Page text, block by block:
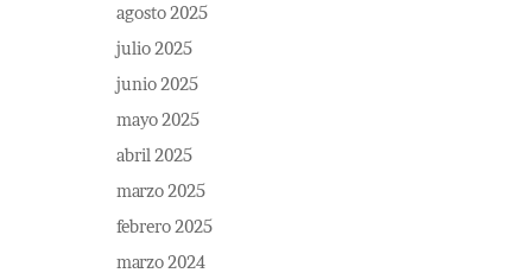
agosto 2025
julio 2025
junio 2025
mayo 2025
abril 2025
marzo 2025
febrero 2025
marzo 2024